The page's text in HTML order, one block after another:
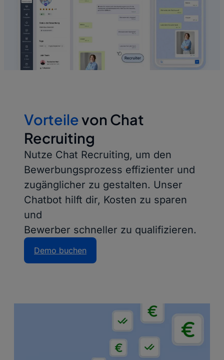
Vorteilevon Chat
Recruiting
Nutze Chat Recruiting, um den
Bewerbungsprozess effizienter und
zugänglicher zu gestalten. Unser
Chatbot hilft dir, Kosten zu sparen
und
Bewerber schneller zu qualifizieren.
Demo buchen